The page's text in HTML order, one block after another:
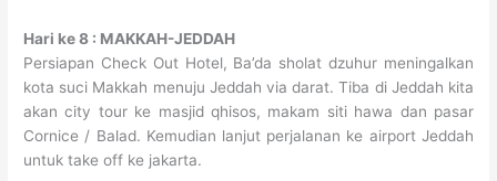
Hari ke 8 : MAKKAH-JEDDAH
Persiapan Check Out Hotel, Ba’da sholat dzuhur meningalkan
kota suci Makkah menuju Jeddah via darat. Tiba di Jeddah kita
akan city tour ke masjid qhisos, makam siti hawa dan pasar
Cornice / Balad. Kemudian lanjut perjalanan ke airport Jeddah
untuk take off ke jakarta.